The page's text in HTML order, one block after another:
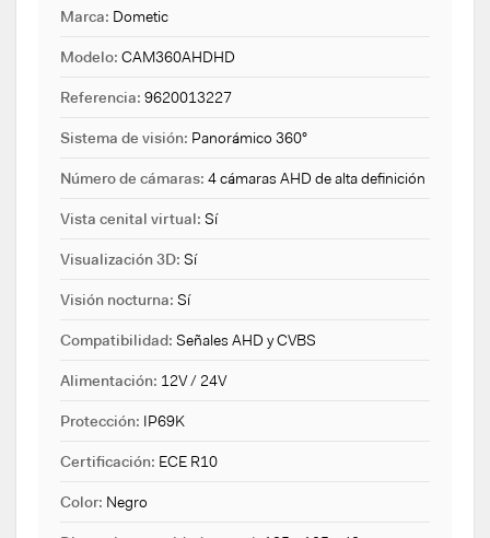
Marca: Dometic
Modelo: CAM360AHDHD
Referencia: 9620013227
Sistema de visión: Panorámico 360°
Número de cámaras: 4 cámaras AHD de alta definición
Vista cenital virtual: Sí
Visualización 3D: Sí
Visión nocturna: Sí
Compatibilidad: Señales AHD y CVBS
Alimentación: 12V / 24V
Protección: IP69K
Certificación: ECE R10
Color: Negro